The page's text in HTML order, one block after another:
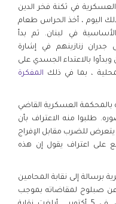
في ثكنة فخر الدين
اليوم ، أخذ الحراس طعام
في لبنان. ثم بدأ
جدران زنازينهم في إشارة
بالاعتداء الجسدي على
، بما في ذلك المفكرة
بالمحكمة العسكرية القاضي
طلبوا منه الاعتراف بأن
للضرب مقابل الإفراج
على اعتراف يقول إن هذه
برسالة إلى نقابة المحامين
صبلوح لمقاضاته بموجب